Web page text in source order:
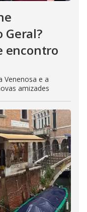
Geral?
encontro
Venenosa e a
amizades